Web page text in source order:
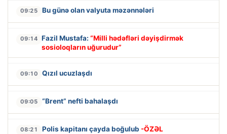
09:25 Bu günə olan valyuta məzənnələri
09:14 Fazil Mustafa: “Milli hədəfləri dəyişdirmək
sosioloqların uğurudur”
09:10 Qızıl ucuzlaşdı
09:05 “Brent” nefti bahalaşdı
08:21 Polis kapitanı çayda boğulub -ÖZƏL